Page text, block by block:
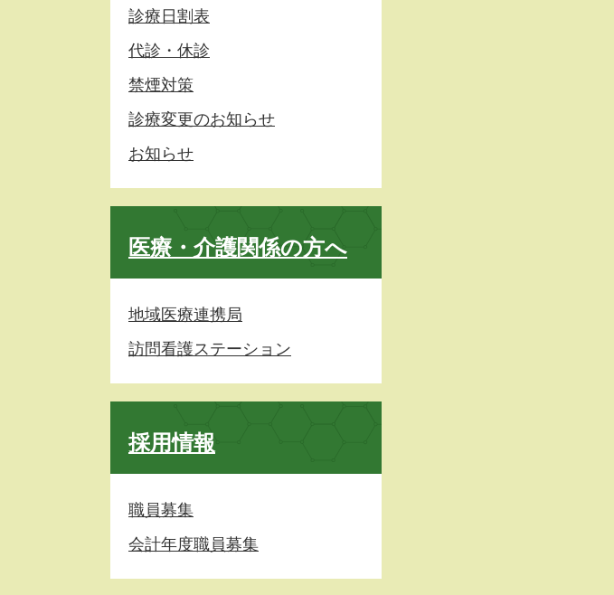
診療日割表
代診・休診
禁煙対策
診療変更のお知らせ
お知らせ
医療・介護関係の方へ
地域医療連携局
訪問看護ステーション
採用情報
職員募集
会計年度職員募集